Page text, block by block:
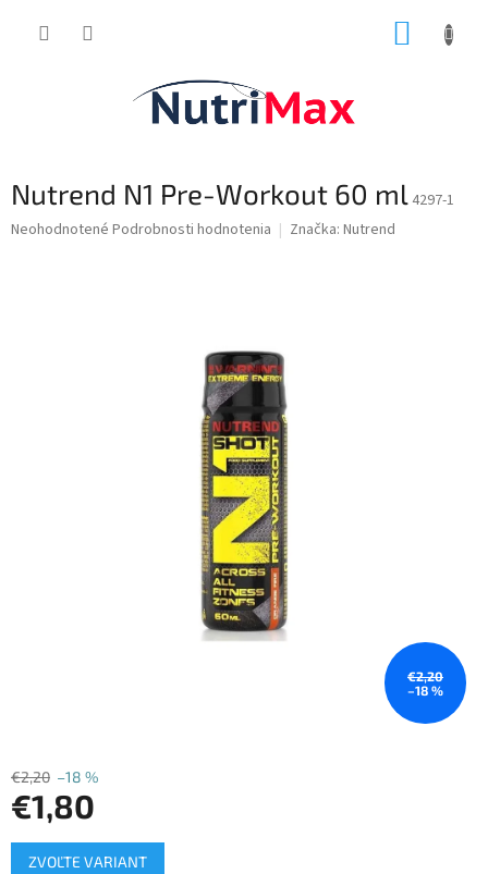
Nutrend N1 Pre-Workout 60 ml 4297-1
Priemerné
Neohodnotené Podrobnosti hodnotenia Značka: Nutrend
€2,20
–18 %
€2,20 –18 %
€1,80
Jednotková
cena:
ZVOĽTE VARIANT